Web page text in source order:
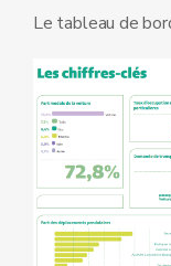
Le tableau de